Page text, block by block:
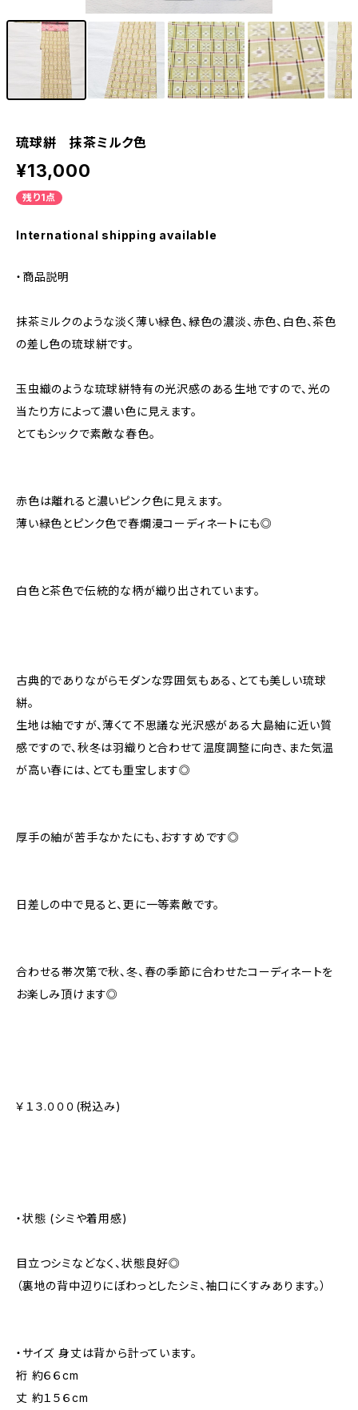
琉球絣 抹茶ミルク色
¥13,000
残り1点
International shipping available
・商品説明
抹茶ミルクのような淡く薄い緑色、緑色の濃淡、赤色、白色、茶色
の差し色の琉球絣です。
玉虫織のような琉球絣特有の光沢感のある生地ですので、光の
当たり方によって濃い色に見えます。
とてもシックで素敵な春色。
赤色は離れると濃いピンク色に見えます。
薄い緑色とピンク色で春爛漫コーディネートにも◎
白色と茶色で伝統的な柄が織り出されています。
古典的でありながらモダンな雰囲気もある、とても美しい琉球
絣。
生地は紬ですが、薄くて不思議な光沢感がある大島紬に近い質
感ですので、秋冬は羽織りと合わせて温度調整に向き、また気温
が高い春には、とても重宝します◎
厚手の紬が苦手なかたにも、おすすめです◎
日差しの中で見ると、更に一等素敵です。
合わせる帯次第で秋、冬、春の季節に合わせたコーディネートを
お楽しみ頂けます◎
￥１３.０００(税込み)
・状態 (シミや着用感)
目立つシミなどなく、状態良好◎
（裏地の背中辺りにぼわっとしたシミ、袖口にくすみあります。）
・サイズ 身丈は背から計っています。
裄 約６６cm
丈 約１５６cm